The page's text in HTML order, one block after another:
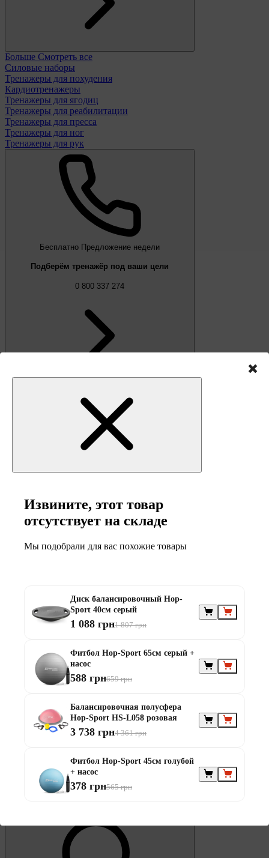
Больше Смотреть все
Силовые наборы
Тренажеры для похудения
Кардиотренажеры
Тренажеры для ягодиц
Тренажеры для реабилитации
Тренажеры для пресса
Тренажеры для ног
Тренажеры для рук
Бесплатно Предложение недели
Подберём тренажёр под ваши цели
0 800 337 274
Избранное
Корзина
Извините, этот товар
отсутствует на складе
Мы подобрали для вас похожие товары
Диск балансировочный Hop-
Sport 40см серый
1 088 грн1 807 грн
Фитбол Hop-Sport 65см серый +
насос
588 грн659 грн
Балансировочная полусфера
Hop-Sport HS-L058 розовая
3 738 грн4 361 грн
Фитбол Hop-Sport 45см голубой
+ насос
378 грн565 грн